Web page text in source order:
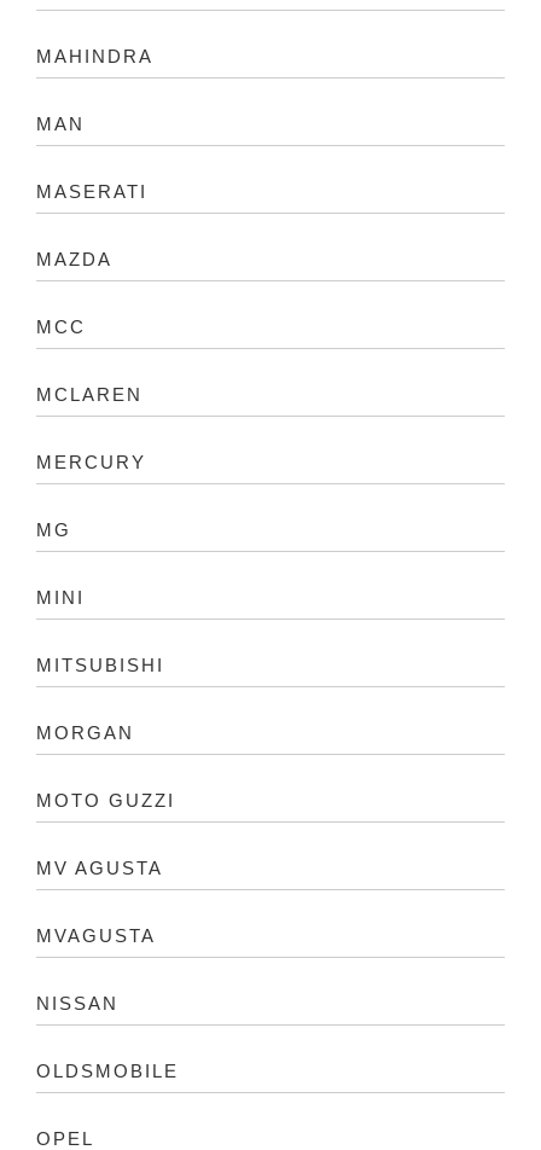
MAHINDRA
MAN
MASERATI
MAZDA
MCC
MCLAREN
MERCURY
MG
MINI
MITSUBISHI
MORGAN
MOTO GUZZI
MV AGUSTA
MVAGUSTA
NISSAN
OLDSMOBILE
OPEL